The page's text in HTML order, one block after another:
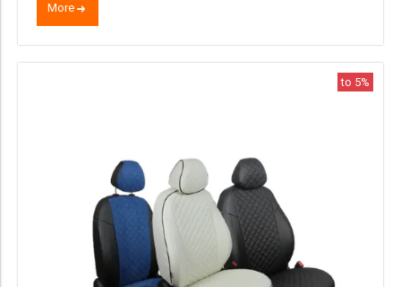
More
to 5%